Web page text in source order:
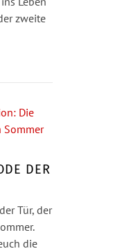
zweite
DER
Tür, der
die